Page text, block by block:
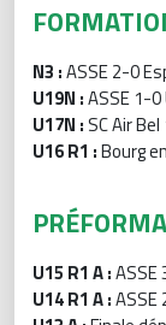
N3 :ASSE 2-0
U19N :ASSE 1-
U17N : SC Air
U16 R1 :Bourg
U15 R1 A :ASSE
U14 R1 A :ASSE